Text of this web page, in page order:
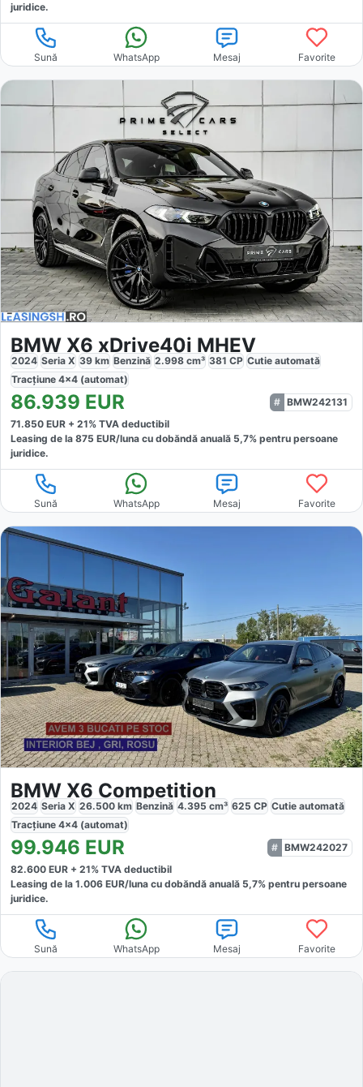
juridice.
Sună WhatsApp Mesaj Favorite
BMW X6 xDrive40i MHEV
2024 Seria X 39 km Benzină 2.998 cm³ 381 CP Cutie automată
Tracțiune 4x4 (automat)
86.939 EUR
BMW242131
71.850 EUR + 21% TVA deductibil
Leasing de la 875 EUR/luna cu dobăndă anuală 5,7% pentru persoane
juridice.
Sună WhatsApp Mesaj Favorite
BMW X6 Competition
2024 Seria X 26.500 km Benzină 4.395 cm³ 625 CP Cutie automată
Tracțiune 4x4 (automat)
99.946 EUR
BMW242027
82.600 EUR + 21% TVA deductibil
Leasing de la 1.006 EUR/luna cu dobăndă anuală 5,7% pentru persoane
juridice.
Sună WhatsApp Mesaj Favorite